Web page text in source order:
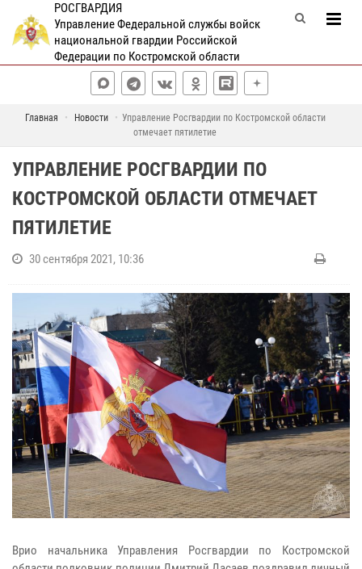
РОСГВАРДИЯ
Управление Федеральной службы войск
национальной гвардии Российской
Федерации по Костромской области
Главная Новости
Управление Росгвардии по Костромской области
отмечает пятилетие
УПРАВЛЕНИЕ РОСГВАРДИИ ПО
КОСТРОМСКОЙ ОБЛАСТИ ОТМЕЧАЕТ
ПЯТИЛЕТИЕ
30 сентября 2021, 10:36
Врио начальника Управления Росгвардии по Костромской